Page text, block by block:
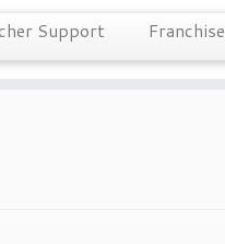
Support Franchise